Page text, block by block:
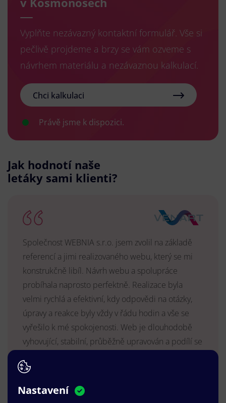
Vyplňte nezávazný kontaktní formulář. Vše si
pečlivě projdeme a brzy se vám ozveme s
návrhem materiálu a nezávaznou kalkulací.
Chci kalkulaci
Právě jsme k dispozici.
Jak hodnotí naše
letáky sami klienti?
Společnost WEBNIA s.r.o. jsem zvolil na základě
referencí a jimi realizovaného webu, který se mi
konstrukčně libíl. Návrh webu a spolupráce
probíhala naprosto perfektně. Realizace byla
velmi rychlá a efektivní, kdy odpovědi na otázky,
úpravy a reakce byly vždy v řádu hodin a vše se
vyřešilo k mé spokojenosti. Web je dlouhodobě
vyhovující, stabilní, průběžně upravován a podílí se
VENART s.r.o.
Nastavení